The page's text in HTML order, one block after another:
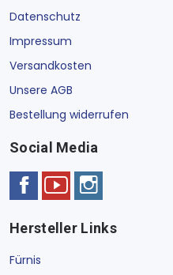
Datenschutz
Impressum
Versandkosten
Unsere AGB
Bestellung widerrufen
Social Media
Hersteller Links
Fürnis